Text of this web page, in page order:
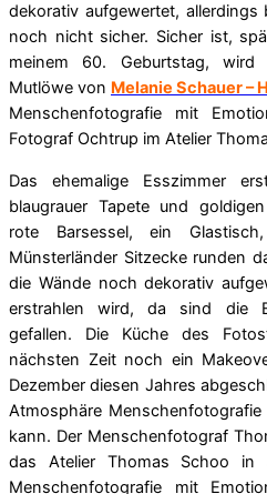
dekorativ aufgewertet,
noch nicht sicher. Sicher ist,
meinem 60. Geburtstag,
Mutlöwe von Melanie Schauer –
Menschenfotografie mit
Fotograf Ochtrup im Atelier
Das ehemalige Esszimmer
blaugrauer Tapete und
rote Barsessel, ein
Münsterländer Sitzecke runden
die Wände noch dekorativ
erstrahlen wird, da sind die
gefallen. Die Küche des
nächsten Zeit noch ein
Dezember diesen Jahres
Atmosphäre
kann. Der Menschenfotograf
das Atelier Thomas Schoo in
Menschenfotografie mit